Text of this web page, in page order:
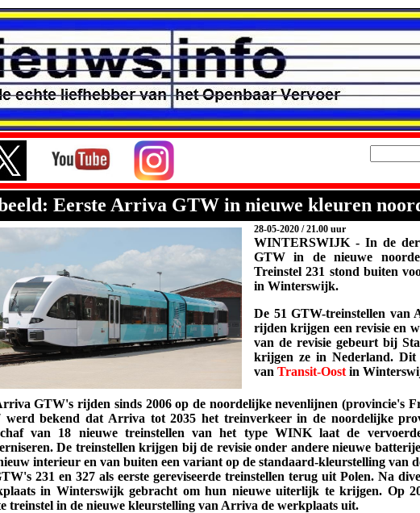
Eerste Arriva GTW in nieuwe kleuren
28-05-2020 / 21.00 uur
WINTERSWIJK - In de
GTW in de nieuwe
Treinstel 231 stond buiten
in Winterswijk.
De 51 GTW-treinstellen van
rijden krijgen een revisie en
van de revisie gebeurt bij
krijgen ze in Nederland.
van Transit-Oost in
GTW's rijden sinds 2006 op de noordelijke nevenlijnen (provincie's
werd bekend dat Arriva tot 2035 het treinverkeer in de noordelijke
van 18 nieuwe treinstellen van het type WINK laat de
De treinstellen krijgen bij de revisie onder andere nieuwe
interieur en van buiten een variant op de standaard-kleurstelling van
231 en 327 als eerste gereviseerde treinstellen terug uit Polen. Na
in Winterswijk gebracht om hun nieuwe uiterlijk te krijgen. Op
treinstel in de nieuwe kleurstelling van Arriva de werkplaats uit.